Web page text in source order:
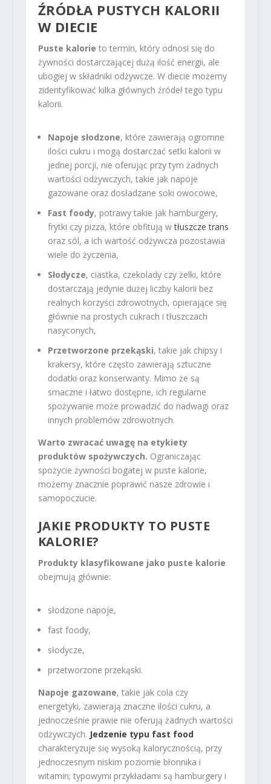
ŹRÓDŁA PUSTYCH KALORII
W DIECIE
Puste kalorie to termin, który odnosi się do
żywności dostarczającej dużą ilość energii, ale
ubogiej w składniki odżywcze. W diecie możemy
zidentyfikować kilka głównych źródeł tego typu
kalorii.
Napoje słodzone, które zawierają ogromne
ilości cukru i mogą dostarczać setki kalorii w
jednej porcji, nie oferując przy tym żadnych
wartości odżywczych, takie jak napoje
gazowane oraz dosładzane soki owocowe,
Fast foody, potrawy takie jak hamburgery,
frytki czy pizza, które obfitują wtłuszcze trans
oraz sól, a ich wartość odżywcza pozostawia
wiele do życzenia,
Słodycze, ciastka, czekolady czy żelki, które
dostarczają jedynie dużej liczby kalorii bez
realnych korzyści zdrowotnych, opierające się
głównie na prostych cukrach i tłuszczach
nasyconych,
Przetworzone przekąski, takie jak chipsy i
krakersy, które często zawierają sztuczne
dodatki oraz konserwanty. Mimo że są
smaczne i łatwo dostępne, ich regularne
spożywanie może prowadzić do nadwagi oraz
innych problemów zdrowotnych.
Warto zwracać uwagę na etykiety
produktów spożywczych. Ograniczając
spożycie żywności bogatej w puste kalorie,
możemy znacznie poprawić nasze zdrowie i
samopoczucie.
JAKIE PRODUKTY TO PUSTE
KALORIE?
Produkty klasyfikowane jako puste kalorie
obejmują głównie:
słodzone napoje,
fast foody,
słodycze,
przetworzone przekąski.
Napoje gazowane, takie jak cola czy
energetyki, zawierają znaczne ilości cukru, a
jednocześnie prawie nie oferują żadnych wartości
odżywczych. Jedzenie typu fast food
charakteryzuje się wysoką kalorycznością, przy
jednoczesnym niskim poziomie błonnika i
witamin; typowymi przykładami są hamburgery i